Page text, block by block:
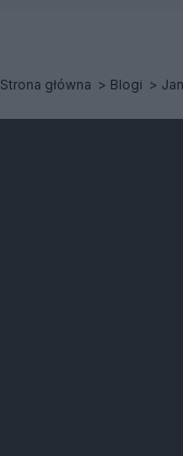
Strona główna Blogi